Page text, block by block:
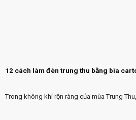
12 cách làm đèn trung thu bằng bìa
Trong không khí rộn ràng của mùa Trung